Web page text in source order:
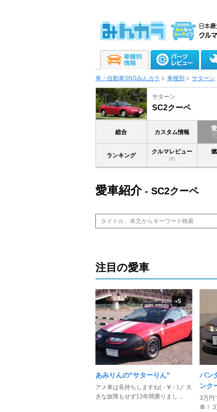
車・自動車SNSみんカラ 車種別 サターン
サターン
SC2クーペ
総合 カスタム情報
ランキング
クルマレビュー
(9)
愛車紹介- SC2クーペ
注目の愛車
+5
あみりんの"サターりん"
アメ車は長持ちしますね(・∀・)ノ 大
きな故障もせず13年間乗りまし ...
パン
ンク
3万円
車！